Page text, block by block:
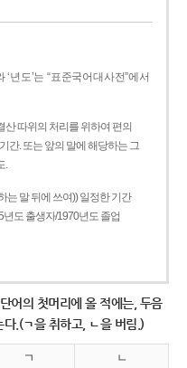
년도’는 “표준국어대사전”에서
산 따위의 처리를 위하여 편의
간. 또는 앞의 말에 해당하는 그
.
는 말 뒤에 쓰여)) 일정한 기간
년도 출생자/1970년도 졸업
어의 첫머리에 올 적에는, 두음
다.(ㄱ을 취하고, ㄴ을 버림.)
ㄱ ㄴ